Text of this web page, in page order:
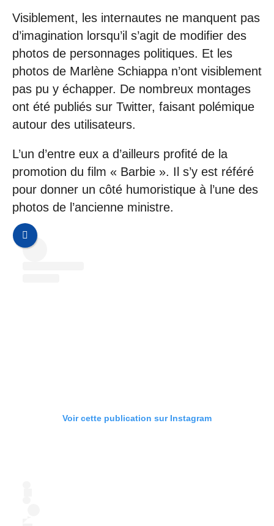
Visiblement, les internautes ne manquent pas
d’imagination lorsqu’il s’agit de modifier des
photos de personnages politiques. Et les
photos de Marlène Schiappa n’ont visiblement
pas pu y échapper. De nombreux montages
ont été publiés sur Twitter, faisant polémique
autour des utilisateurs.
L’un d’entre eux a d’ailleurs profité de la
promotion du film « Barbie ». Il s’y est référé
pour donner un côté humoristique à l’une des
photos de l’ancienne ministre.
Voir cette publication sur Instagram